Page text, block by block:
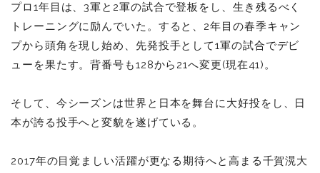
プロ1年目は、3軍と2軍の試合で登板をし、生き残るべく
トレーニングに励んでいた。すると、2年目の春季キャン
プから頭角を現し始め、先発投手として1軍の試合でデビ
ューを果たす。背番号も128から21へ変更(現在41)。
そして、今シーズンは世界と日本を舞台に大好投をし、日
本が誇る投手へと変貌を遂げている。
2017年の目覚ましい活躍が更なる期待へと高まる千賀滉大